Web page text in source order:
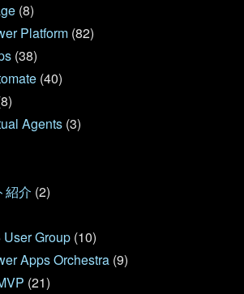
(8)
Platform (82)
(38)
(40)
Agents (3)
紹介 (2)
Group (10)
Apps Orchestra (9)
(21)